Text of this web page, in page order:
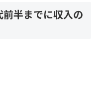
半までに収入の